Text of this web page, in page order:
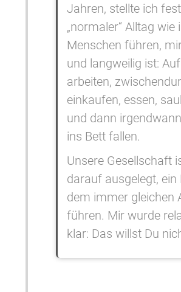
Jahren, stellte ich
„normaler“ Alltag wie
Menschen führen,
und langweilig ist:
arbeiten,
einkaufen, essen,
und dann
ins Bett fallen.
Unsere Gesellschaft
darauf ausgelegt, ein
dem immer gleichen
führen. Mir wurde
klar: Das willst Du